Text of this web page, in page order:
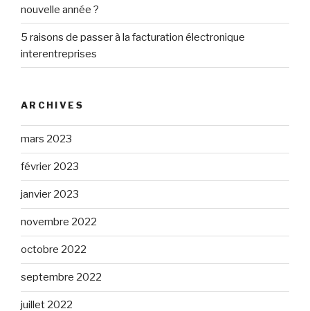
nouvelle année ?
5 raisons de passer à la facturation électronique
interentreprises
ARCHIVES
mars 2023
février 2023
janvier 2023
novembre 2022
octobre 2022
septembre 2022
juillet 2022